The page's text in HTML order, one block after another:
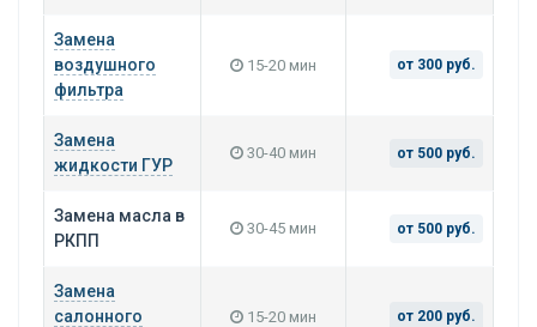
Замена
воздушного
фильтра
15-20 мин от 300 руб.
Замена
жидкости ГУР
30-40 мин от 500 руб.
Замена масла в
РКПП
30-45 мин от 500 руб.
Замена
салонного
15-20 мин от 200 руб.